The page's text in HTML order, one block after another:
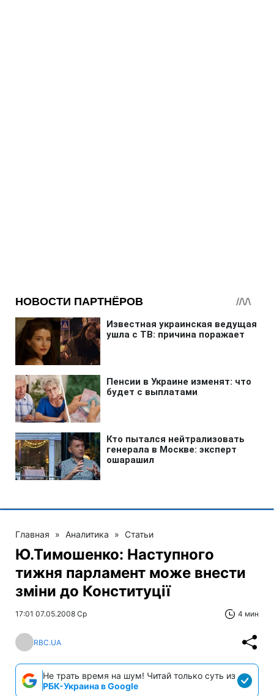
Главная » Аналитика » Статьи
Ю.Тимошенко: Наступного
тижня парламент може внести
зміни до Конституції
17:01 07.05.2008 Ср 4 мин
RBC.UA
Не трать время на шум! Читай только суть из
РБК-Украина в Google